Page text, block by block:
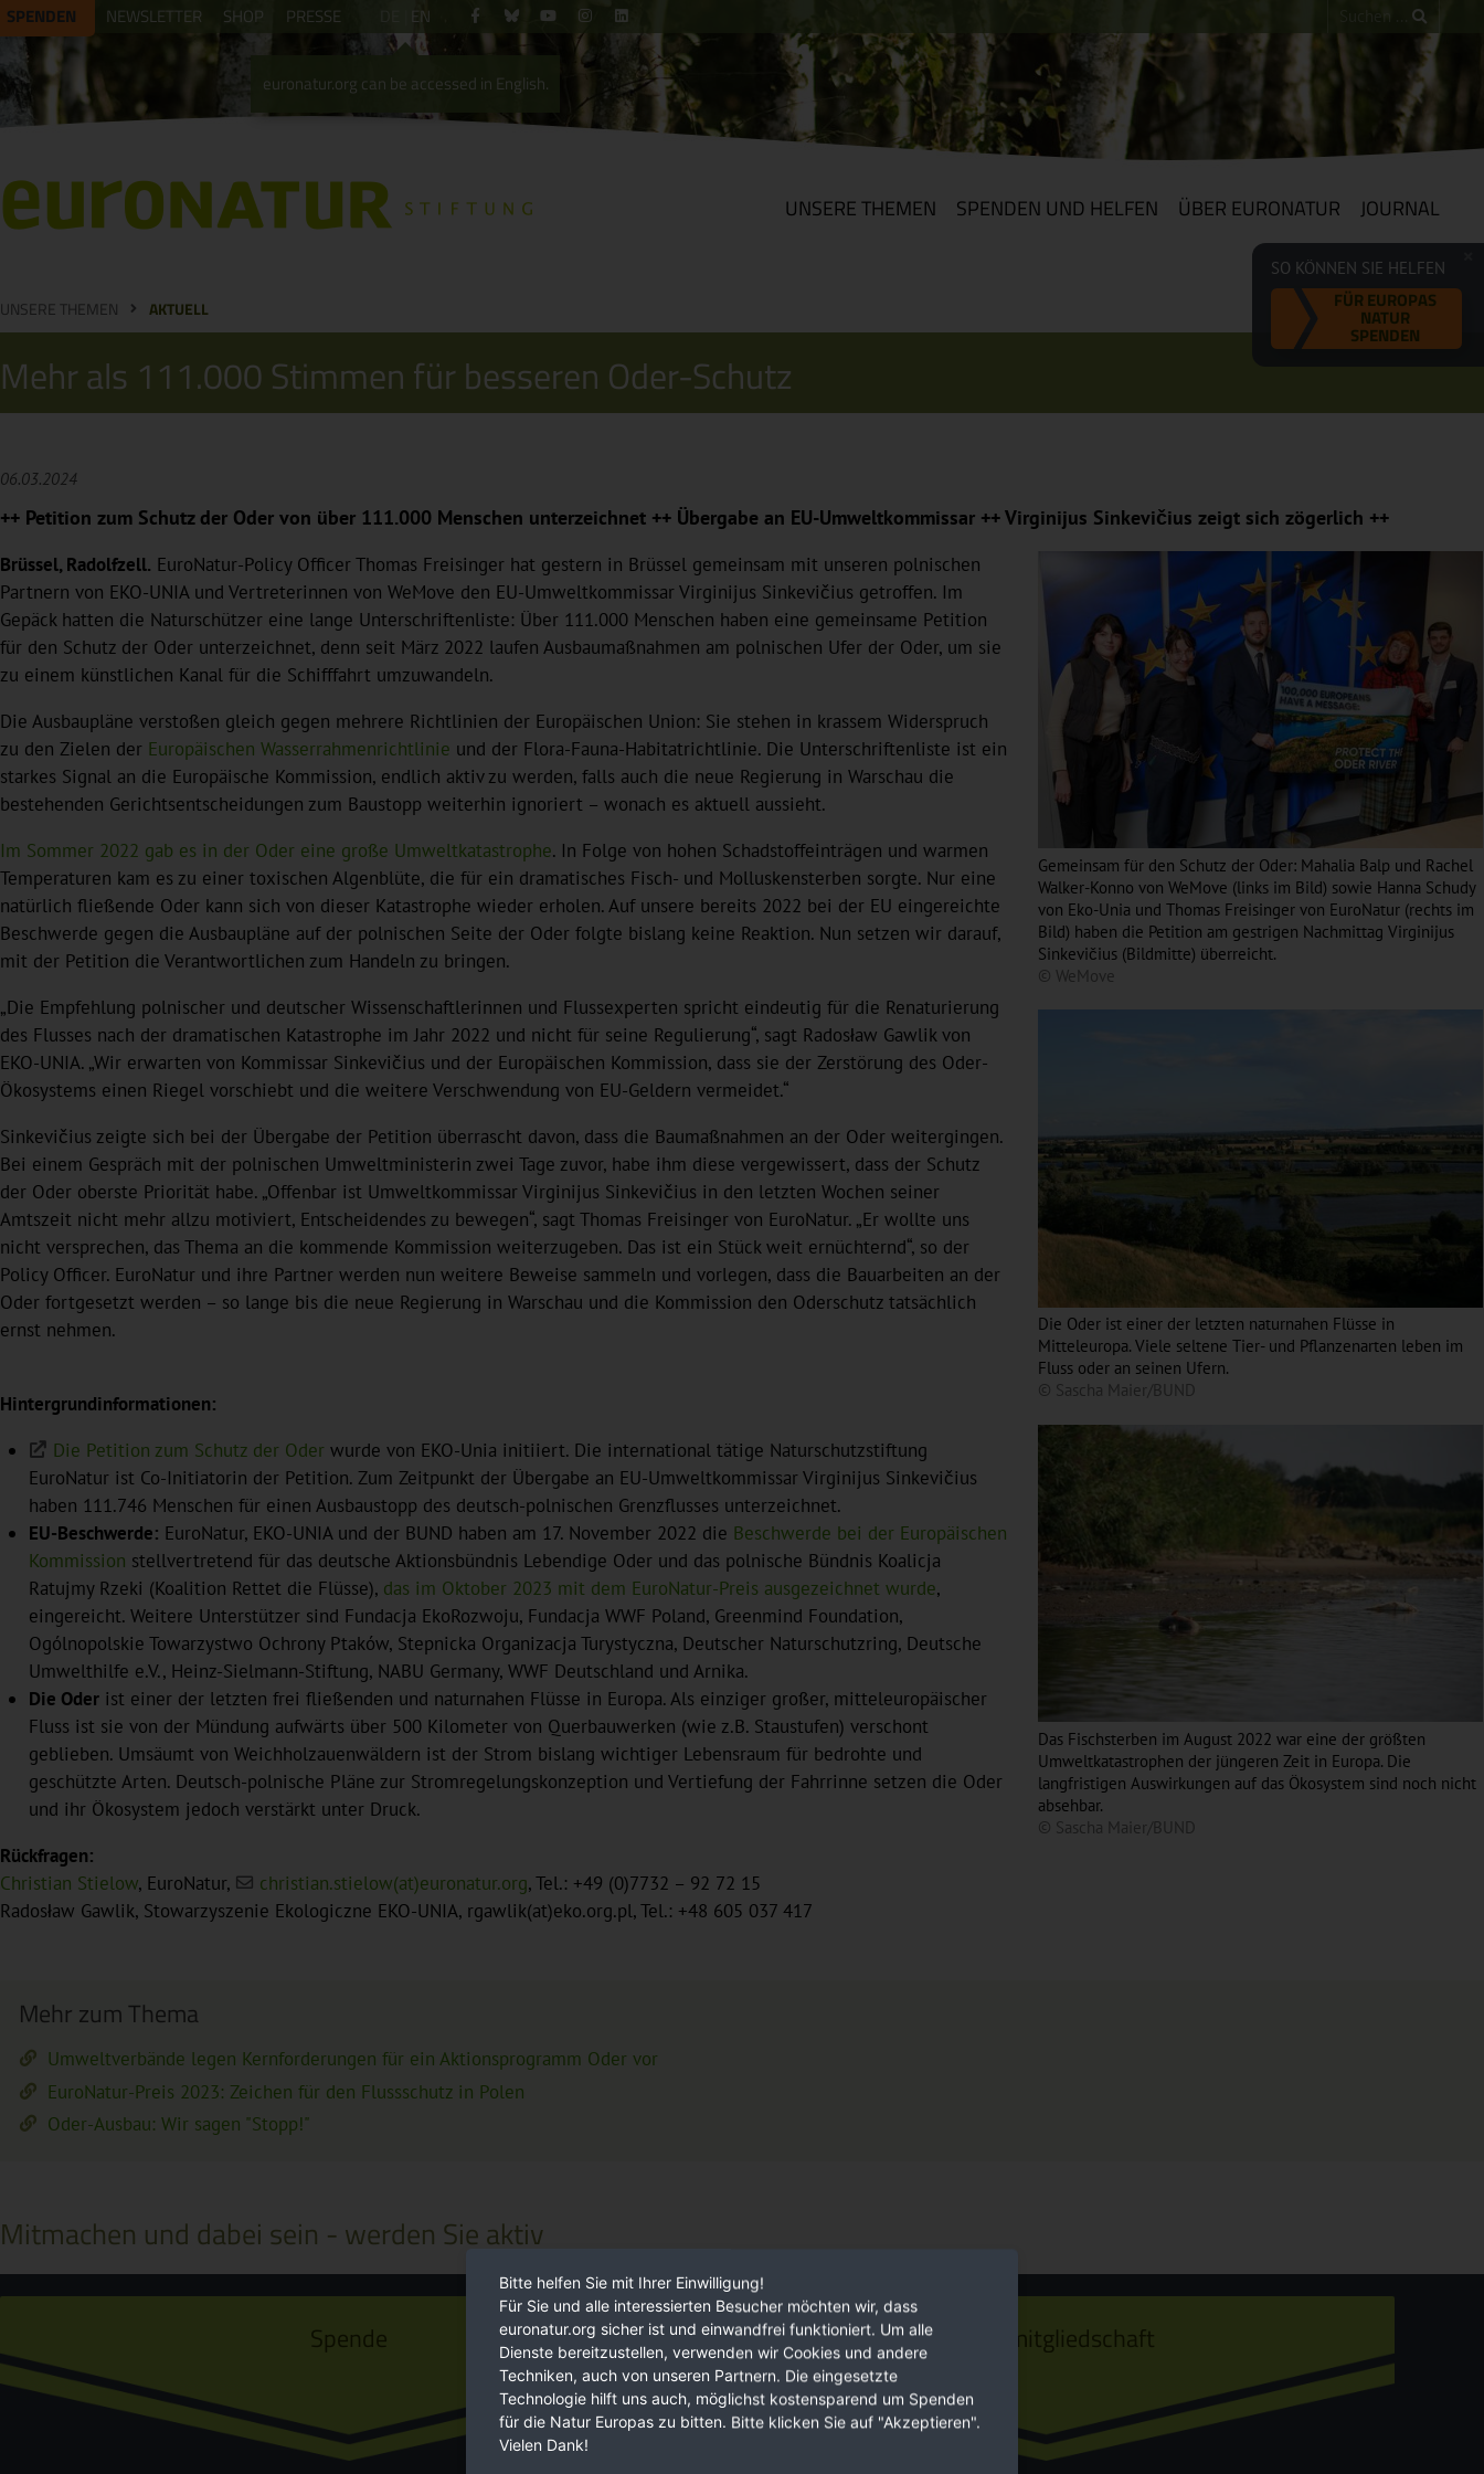
SPENDEN NEWSLETTER SHOP PRESSE
euronatur.org can be accessed in English.
EN
UNSERE THEMEN SPENDEN UND HELFEN ÜBER EURONATUR JOURNAL
SO KÖNNEN SIE HELFEN
FÜR EUROPAS
NATUR
SPENDEN
UNSERE THEMEN AKTUELL
Mehr als 111.000 Stimmen für besseren Oder-Schutz
06.03.2024
++ Petition zum Schutz der Oder von über 111.000 Menschen unterzeichnet ++ Übergabe an EU-Umweltkommissar ++ Virginijus Sinkevičius zeigt sich zögerlich ++
Gemeinsam für den Schutz der Oder: Mahalia Balp und Rachel
Walker-Konno von WeMove (links im Bild) sowie Hanna Schudy
von Eko-Unia und Thomas Freisinger von EuroNatur (rechts im
Bild) haben die Petition am gestrigen Nachmittag Virginijus
Sinkevičius (Bildmitte) überreicht.
© WeMove
Die Oder ist einer der letzten naturnahen Flüsse in
Mitteleuropa. Viele seltene Tier- und Pflanzenarten leben im
Fluss oder an seinen Ufern.
© Sascha Maier/BUND
Das Fischsterben im August 2022 war eine der größten
Umweltkatastrophen der jüngeren Zeit in Europa. Die
langfristigen Auswirkungen auf das Ökosystem sind noch nicht
absehbar.
© Sascha Maier/BUND
Brüssel, Radolfzell. EuroNatur-Policy Officer Thomas Freisinger hat gestern in Brüssel gemeinsam mit unseren polnischen
Partnern von EKO-UNIA und Vertreterinnen von WeMove den EU-Umweltkommissar Virginijus Sinkevičius getroffen. Im
Gepäck hatten die Naturschützer eine lange Unterschriftenliste: Über 111.000 Menschen haben eine gemeinsame Petition
für den Schutz der Oder unterzeichnet, denn seit März 2022 laufen Ausbaumaßnahmen am polnischen Ufer der Oder, um sie
zu einem künstlichen Kanal für die Schifffahrt umzuwandeln.
Die Ausbaupläne verstoßen gleich gegen mehrere Richtlinien der Europäischen Union: Sie stehen in krassem Widerspruch
zu den Zielen der Europäischen Wasserrahmenrichtlinie und der Flora-Fauna-Habitatrichtlinie. Die Unterschriftenliste ist ein
starkes Signal an die Europäische Kommission, endlich aktiv zu werden, falls auch die neue Regierung in Warschau die
bestehenden Gerichtsentscheidungen zum Baustopp weiterhin ignoriert – wonach es aktuell aussieht.
Im Sommer 2022 gab es in der Oder eine große Umweltkatastrophe. In Folge von hohen Schadstoffeinträgen und warmen
Temperaturen kam es zu einer toxischen Algenblüte, die für ein dramatisches Fisch- und Molluskensterben sorgte. Nur eine
natürlich fließende Oder kann sich von dieser Katastrophe wieder erholen. Auf unsere bereits 2022 bei der EU eingereichte
Beschwerde gegen die Ausbaupläne auf der polnischen Seite der Oder folgte bislang keine Reaktion. Nun setzen wir darauf,
mit der Petition die Verantwortlichen zum Handeln zu bringen.
„Die Empfehlung polnischer und deutscher Wissenschaftlerinnen und Flussexperten spricht eindeutig für die Renaturierung
des Flusses nach der dramatischen Katastrophe im Jahr 2022 und nicht für seine Regulierung“, sagt Radosław Gawlik von
EKO-UNIA. „Wir erwarten von Kommissar Sinkevičius und der Europäischen Kommission, dass sie der Zerstörung des Oder-
Ökosystems einen Riegel vorschiebt und die weitere Verschwendung von EU-Geldern vermeidet.“
Sinkevičius zeigte sich bei der Übergabe der Petition überrascht davon, dass die Baumaßnahmen an der Oder weitergingen.
Bei einem Gespräch mit der polnischen Umweltministerin zwei Tage zuvor, habe ihm diese vergewissert, dass der Schutz
der Oder oberste Priorität habe. „Offenbar ist Umweltkommissar Virginijus Sinkevičius in den letzten Wochen seiner
Amtszeit nicht mehr allzu motiviert, Entscheidendes zu bewegen“, sagt Thomas Freisinger von EuroNatur. „Er wollte uns
nicht versprechen, das Thema an die kommende Kommission weiterzugeben. Das ist ein Stück weit ernüchternd“, so der
Policy Officer. EuroNatur und ihre Partner werden nun weitere Beweise sammeln und vorlegen, dass die Bauarbeiten an der
Oder fortgesetzt werden – so lange bis die neue Regierung in Warschau und die Kommission den Oderschutz tatsächlich
ernst nehmen.
Hintergrundinformationen:
Die Petition zum Schutz der Oder wurde von EKO-Unia initiiert. Die international tätige Naturschutzstiftung
EuroNatur ist Co-Initiatorin der Petition. Zum Zeitpunkt der Übergabe an EU-Umweltkommissar Virginijus Sinkevičius
haben 111.746 Menschen für einen Ausbaustopp des deutsch-polnischen Grenzflusses unterzeichnet.
EU-Beschwerde: EuroNatur, EKO-UNIA und der BUND haben am 17. November 2022 die Beschwerde bei der Europäischen
Kommission stellvertretend für das deutsche Aktionsbündnis Lebendige Oder und das polnische Bündnis Koalicja
Ratujmy Rzeki (Koalition Rettet die Flüsse), das im Oktober 2023 mit dem EuroNatur-Preis ausgezeichnet wurde,
eingereicht. Weitere Unterstützer sind Fundacja EkoRozwoju, Fundacja WWF Poland, Greenmind Foundation,
Ogólnopolskie Towarzystwo Ochrony Ptaków, Stepnicka Organizacja Turystyczna, Deutscher Naturschutzring, Deutsche
Umwelthilfe e.V., Heinz-Sielmann-Stiftung, NABU Germany, WWF Deutschland und Arnika.
Die Oderist einer der letzten frei fließenden und naturnahen Flüsse in Europa. Als einziger großer, mitteleuropäischer
Fluss ist sie von der Mündung aufwärts über 500 Kilometer von Querbauwerken (wie z.B. Staustufen) verschont
geblieben. Umsäumt von Weichholzauenwäldern ist der Strom bislang wichtiger Lebensraum für bedrohte und
geschützte Arten. Deutsch-polnische Pläne zur Stromregelungskonzeption und Vertiefung der Fahrrinne setzen die Oder
und ihr Ökosystem jedoch verstärkt unter Druck.
Rückfragen:
Christian Stielow, EuroNatur, christian.stielow(at)euronatur.org, Tel.: +49 (0)7732 – 92 72 15
Radosław Gawlik, Stowarzyszenie Ekologiczne EKO-UNIA, rgawlik(at)eko.org.pl, Tel.: +48 605 037 417
Mehr zum Thema
Umweltverbände legen Kernforderungen für ein Aktionsprogramm Oder vor
EuroNatur-Preis 2023: Zeichen für den Flussschutz in Polen
Oder-Ausbau: Wir sagen "Stopp!"
Mitmachen und dabei sein - werden Sie aktiv
Spende Fördermitgliedschaft
Bitte helfen Sie mit Ihrer Einwilligung!
Für Sie und alle interessierten Besucher möchten wir, dass
euronatur.org sicher ist und einwandfrei funktioniert. Um alle
Dienste bereitzustellen, verwenden wir Cookies und andere
Techniken, auch von unseren Partnern. Die eingesetzte
Technologie hilft uns auch, möglichst kostensparend um Spenden
für die Natur Europas zu bitten. Bitte klicken Sie auf "Akzeptieren".
Vielen Dank!